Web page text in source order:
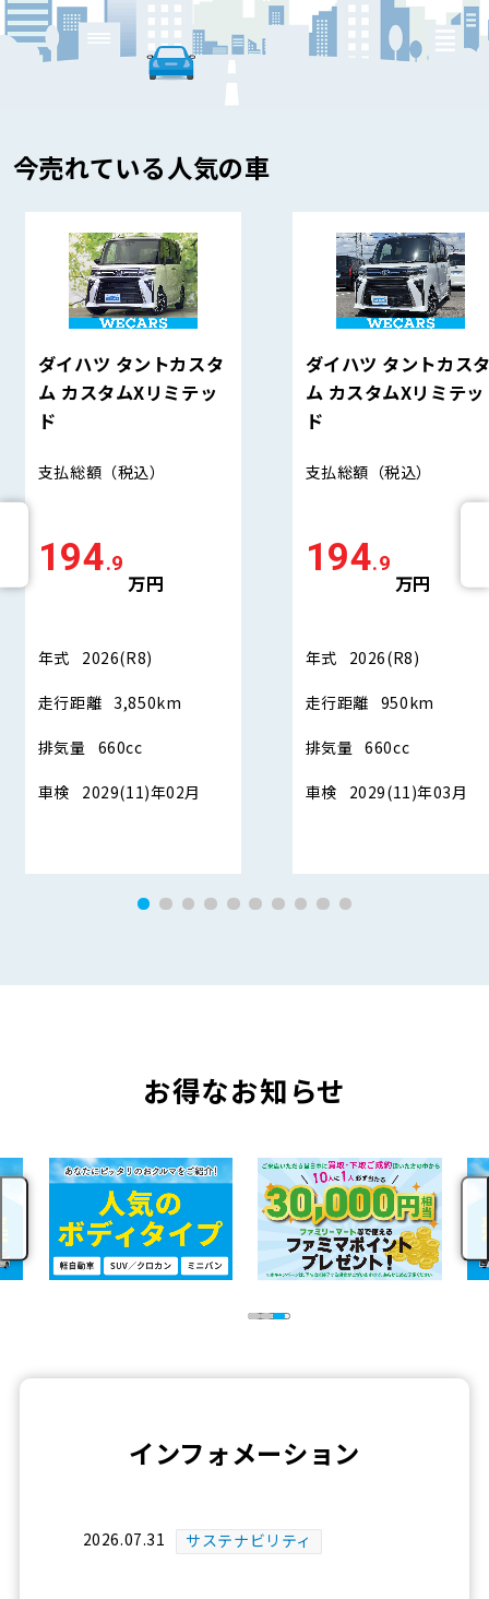
今売れている人気の車
ダイハツ タントカスタ
ム カスタムXリミテッ
ド
支払総額 （税込）
194.9
万円
年式 2026(R8)
走行距離 3,850km
排気量 660cc
車検 2029(11)年02月
ダイハツ タントカス
ム カスタムXリミテッ
ド
支払総額 （税込）
194.9
万円
年式 2026(R8)
走行距離 950km
排気量 660cc
車検 2029(11)年03月
お得なお知らせ
インフォメーション
2026.07.31 サステナビリティ